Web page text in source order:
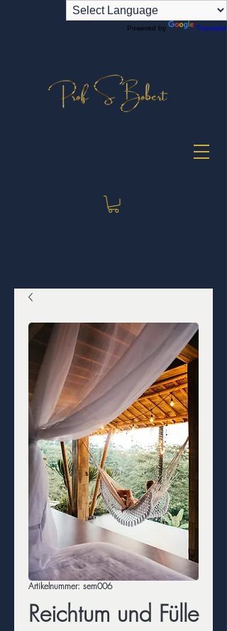
Powered by Translate
Artikelnummer: sem006
Reichtum und Fülle